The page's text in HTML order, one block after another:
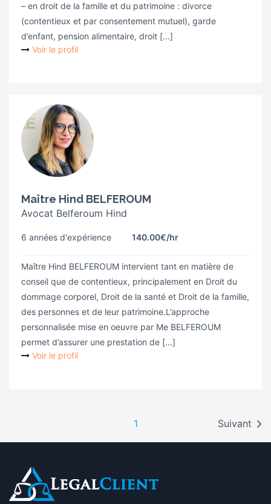
– en droit de la famille et du patrimoine : divorce
(contentieux et par consentement mutuel), garde
d’enfant, pension alimentaire, droit [...]
Voir le profil
Maître Hind BELFEROUM
Avocat Belferoum Hind
6 années d'expérience 140.00€/hr
Maître Hind BELFEROUM intervient tant en matière de
conseil que de contentieux, principalement en Droit du
dommage corporel, Droit de la santé et Droit de la famille,
des personnes et de leur patrimoine.L’approche
personnalisée mise en oeuvre par Me BELFEROUM
permet d’assurer une prestation de [...]
Voir le profil
1 Suivant